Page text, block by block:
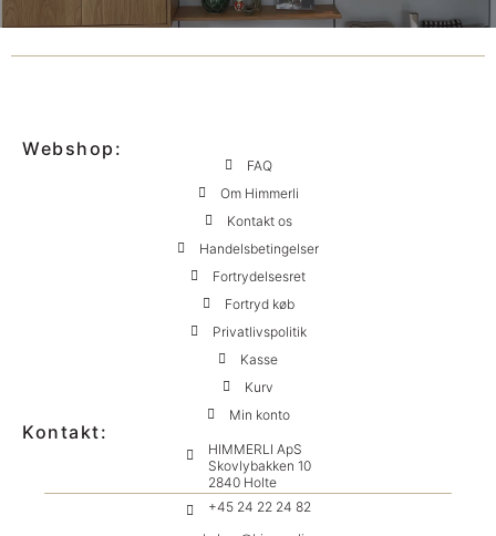
Webshop:
FAQ
Om Himmerli
Kontakt os
Handelsbetingelser
Fortrydelsesret
Fortryd køb
Privatlivspolitik
Kasse
Kurv
Min konto
Kontakt:
HIMMERLI ApS
Skovlybakken 10
2840 Holte
+45 24 22 24 82